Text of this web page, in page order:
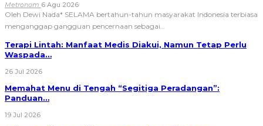
Metronom 6 Agu 2026
Oleh Dewi Nada* SELAMA bertahun-tahun masyarakat Indonesia terbiasa
menganggap gangguan pencernaan sebagai…
Terapi Lintah: Manfaat Medis Diakui, Namun Tetap Perlu
Waspada…
26 Jul 2026
Memahat Menu di Tengah “Segitiga Peradangan”:
Panduan…
19 Jul 2026